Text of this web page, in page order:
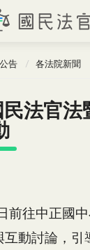
告 各法院新聞
法官法
前往中正國中
動討論，引